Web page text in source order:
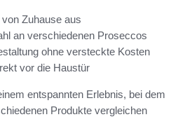
Zuhause aus
an verschiedenen Proseccos
ohne versteckte Kosten
vor die Haustür
entspannten Erlebnis, bei dem
Produkte vergleichen